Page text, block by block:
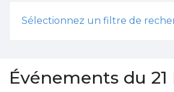
Sélectionnez un filtre de
Événements du 21